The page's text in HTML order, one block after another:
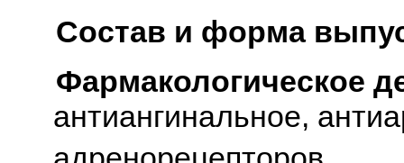
Состав и форма
Фармакологическое
антиангинальное,